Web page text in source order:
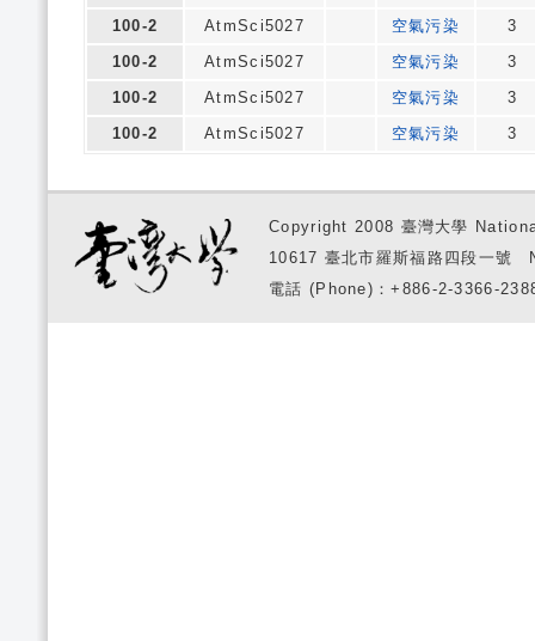
100-2
AtmSci5027 空氣污染
3
100-2
AtmSci5027 空氣污染
3
100-2
AtmSci5027 空氣污染
3
100-2
AtmSci5027 空氣污染 3
Copyright 2008 臺灣大學
10617 臺北市羅斯福路四段一
電話 (Phone)：+886-2-3366-